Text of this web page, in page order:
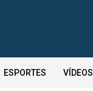
ESPORTES VÍDEOS